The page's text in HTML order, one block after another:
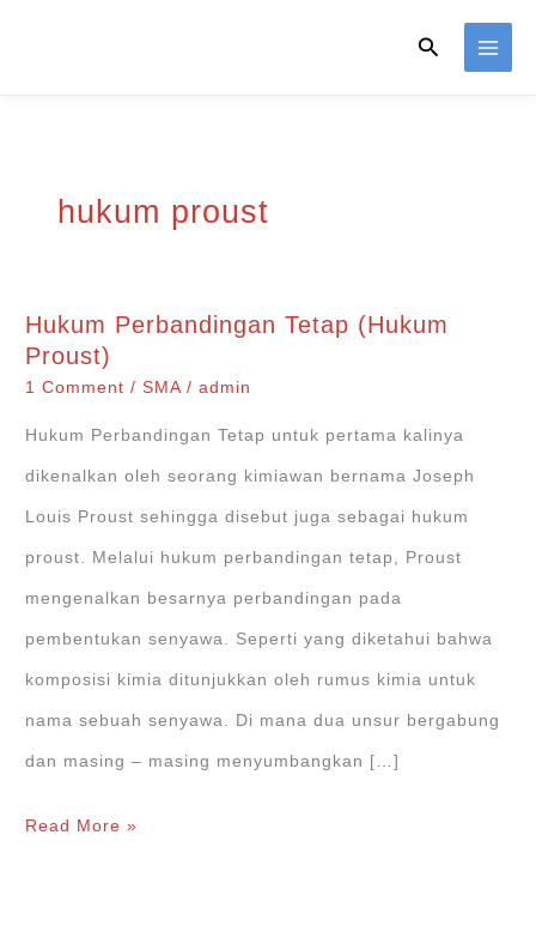
Search
hukum proust
Hukum Perbandingan Tetap (Hukum
Proust)
1 Comment /SMA/admin
Hukum Perbandingan Tetap untuk pertama kalinya
dikenalkan oleh seorang kimiawan bernama Joseph
Louis Proust sehingga disebut juga sebagai hukum
proust. Melalui hukum perbandingan tetap, Proust
mengenalkan besarnya perbandingan pada
pembentukan senyawa. Seperti yang diketahui bahwa
komposisi kimia ditunjukkan oleh rumus kimia untuk
nama sebuah senyawa. Di mana dua unsur bergabung
dan masing – masing menyumbangkan […]
Hukum
Read More »